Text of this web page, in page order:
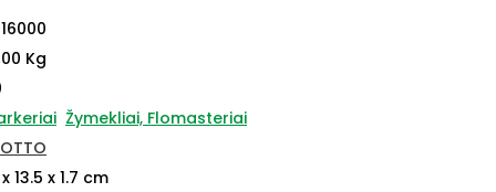
Kg
Žymekliai, Flomasteriai
13.5 x 1.7 cm